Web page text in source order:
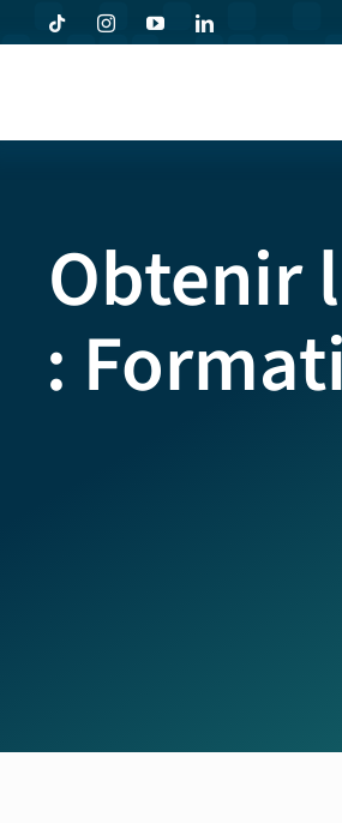
Passer
au
Obtenir
: